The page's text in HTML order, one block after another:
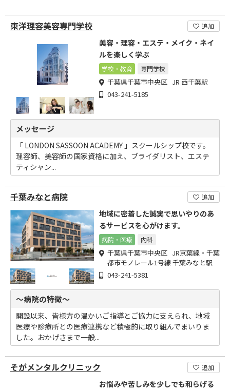
東洋理容美容専門学校 追加
美容・理容・エステ・メイク・ネイ
ルを楽しく学ぶ
学校・教育 専門学校
千葉県千葉市中央区 JR 西千葉駅
043-241-5185
メッセージ
「 LONDON SASSOON ACADEMY 」スクールシップ校です。
理容師、美容師の国家資格に加え、ブライダリスト、エステ
ティシャン...
千葉みなと病院 追加
地域に密着した誠実で思いやりのあ
るサービスを心がけます。
病院・医療 内科
千葉県千葉市中央区 JR京葉線・千葉
都市モノレール1号線 千葉みなと駅
043-241-5381
～病院の特徴～
開設以来、皆様方の温かいご指導とご協力に支えられ、地域
医療や診療所との医療連携など積極的に取り組んでまいりま
した。おかげさまで一般...
そがメンタルクリニック 追加
お悩みや苦しみを少しでも和らげる